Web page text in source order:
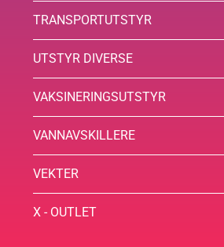
TRANSPORTUTSTYR
UTSTYR DIVERSE
VAKSINERINGSUTSTYR
VANNAVSKILLERE
VEKTER
X - OUTLET